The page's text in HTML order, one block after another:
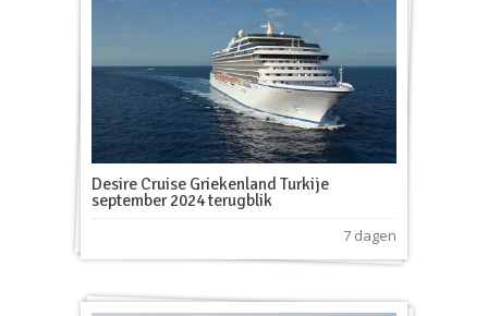
Desire Cruise Griekenland Turkije
september 2024 terugblik
7 dagen